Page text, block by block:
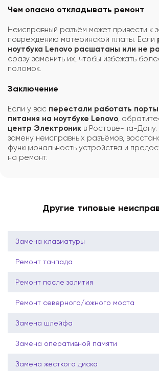
Чем опасно откладывать ремонт
Неисправный разъём может привести к
повреждению материнской платы. Если
ноутбука Lenovo расшатаны или не
сразу заменить их, чтобы избежать
поломок.
Заключение
Если у вас перестали работать
питания на ноутбуке Lenovo ,
центр Электроник в Ростове-на-
замену неисправных разъёмов,
функциональность устройства и
на ремонт.
Другие типовые
Замена клавиатуры
Ремонт тачпада
Ремонт после залития
Ремонт северного/южного моста
Замена шлейфа
Замена оперативной памяти
Замена жесткого диска